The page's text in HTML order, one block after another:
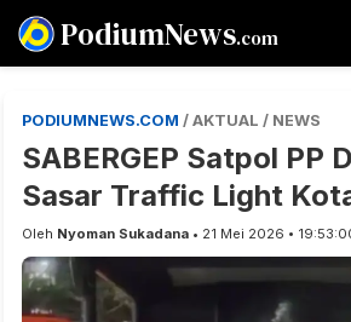
PodiumNews.com
PODIUMNEWS.COM / AKTUAL / NEWS
SABERGEP Satpol PP
Sasar Traffic Light
Oleh Nyoman Sukadana • 21 Mei 2026 •